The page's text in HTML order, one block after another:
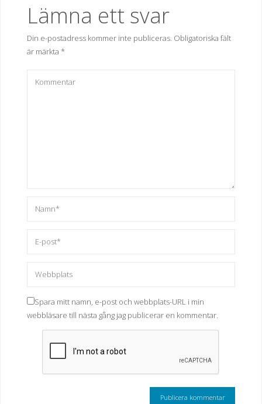
Lämna ett svar
Din e-postadress kommer inte publiceras. Obligatoriska fält
är märkta *
Spara mitt namn, e-post och webbplats-URL i min
webbläsare till nästa gång jag publicerar en kommentar.